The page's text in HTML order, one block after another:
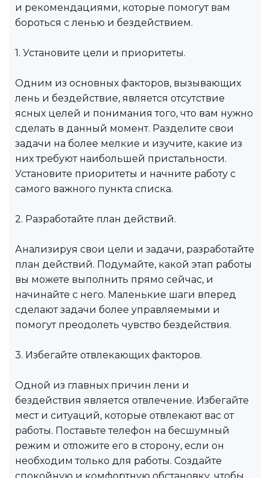
и рекомендациями, которые помогут вам
бороться с ленью и бездействием.
1. Установите цели и приоритеты.
Одним из основных факторов, вызывающих
лень и бездействие, является отсутствие
ясных целей и понимания того, что вам нужно
сделать в данный момент. Разделите свои
задачи на более мелкие и изучите, какие из
них требуют наибольшей пристальности.
Установите приоритеты и начните работу с
самого важного пункта списка.
2. Разработайте план действий.
Анализируя свои цели и задачи, разработайте
план действий. Подумайте, какой этап работы
вы можете выполнить прямо сейчас, и
начинайте с него. Маленькие шаги вперед
сделают задачи более управляемыми и
помогут преодолеть чувство бездействия.
3. Избегайте отвлекающих факторов.
Одной из главных причин лени и
бездействия является отвлечение. Избегайте
мест и ситуаций, которые отвлекают вас от
работы. Поставьте телефон на бесшумный
режим и отложите его в сторону, если он
необходим только для работы. Создайте